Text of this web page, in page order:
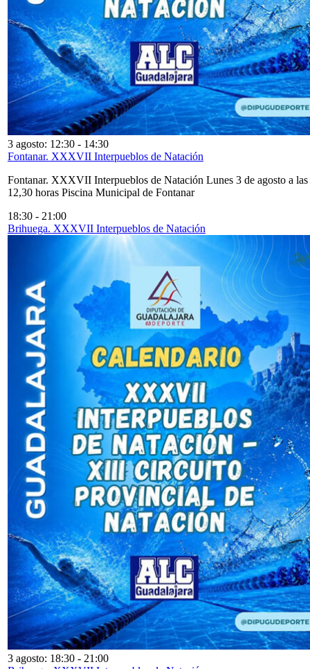
3 agosto: 12:30 - 14:30
Fontanar. XXXVII Interpueblos de Natación
Fontanar. XXXVII Interpueblos de Natación Lunes 3 de agosto a las
12,30 horas Piscina Municipal de Fontanar
18:30 - 21:00
Brihuega. XXXVII Interpueblos de Natación
3 agosto: 18:30 - 21:00